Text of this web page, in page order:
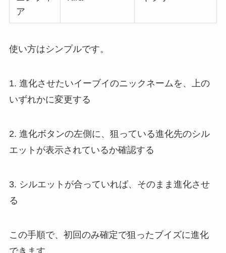
ア
使い方はシンプルです。
1. 進化させたいイーブイのニックネームを、上の
いずれかに変更する
2. 進化ボタンの左側に、狙っている進化先のシル
エットが表示されているか確認する
3. シルエットが合っていれば、そのまま進化させ
る
この手順で、初回のみ確定で狙ったブイズに進化
できます。